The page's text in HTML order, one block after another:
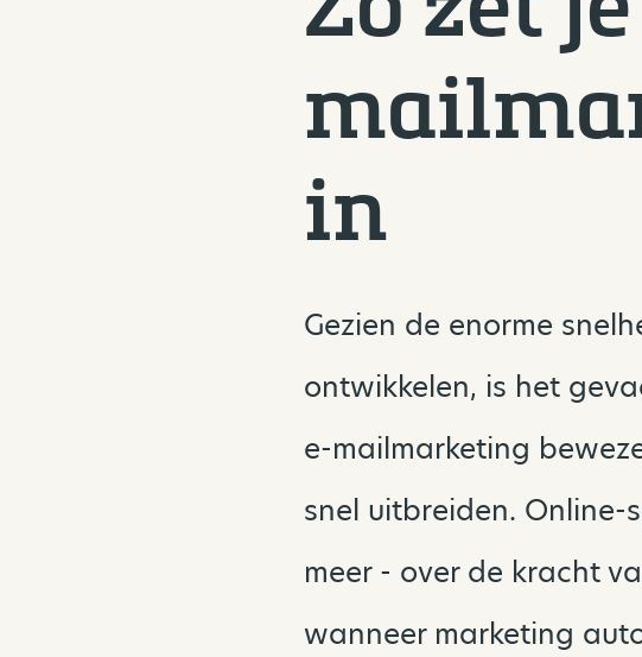
in
Gezien de enorme
ontwikkelen, is het
e-mailmarketing
snel uitbreiden. Online-
meer - over de kracht
wanneer marketing